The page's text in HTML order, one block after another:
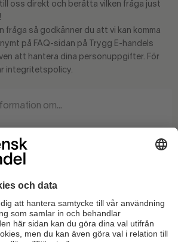
till oss direkt och berätta vilken fråga just
fråga så godkänner du att vi kan komma
på FAQ-sidan på Trygg E-handels
att hantera dina personuppgifter. För
integritetspolicy.
0 / 140